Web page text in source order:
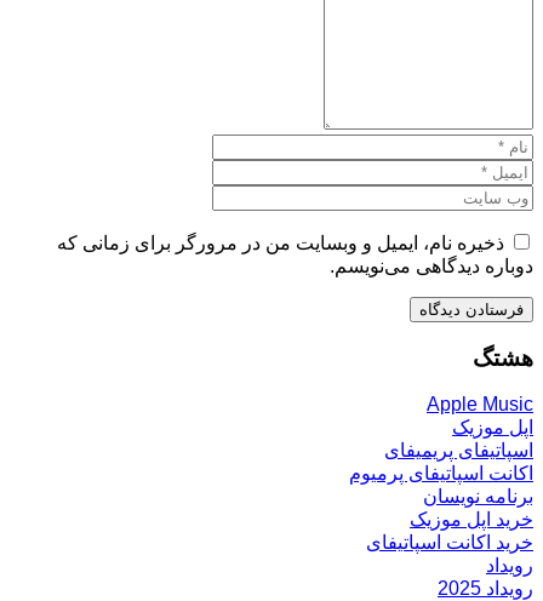
ذخیره نام، ایمیل و وبسایت من در مرورگر برای زمانی که
دوباره دیدگاهی می‌نویسم.
هشتگ
Apple Music
اپل موزیک
اسپاتیفای پریمیفای
اکانت اسپاتیفای پرمیوم
برنامه نویسان
خرید اپل موزیک
خرید اکانت اسپاتیفای
رویداد
رویداد 2025